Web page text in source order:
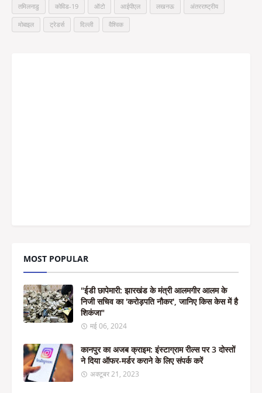
तमिलनाडु कोविड-19 ऑटो आईपीएल लखनऊ अंतरराष्ट्रीय
मोबाइल ट्रेडर्स दिल्ली वैश्विक
MOST POPULAR
"ईडी छापेमारी: झारखंड के मंत्री आलमगीर आलम के
निजी सचिव का 'करोड़पति नौकर', जानिए किस केस में है
शिकंजा"
मई 06, 2024
कानपुर का अजब क्राइम: इंस्टाग्राम रील्स पर 3 दोस्तों
ने दिया ऑफर-मर्डर कराने के लिए संपर्क करें
अक्टूबर 21, 2023